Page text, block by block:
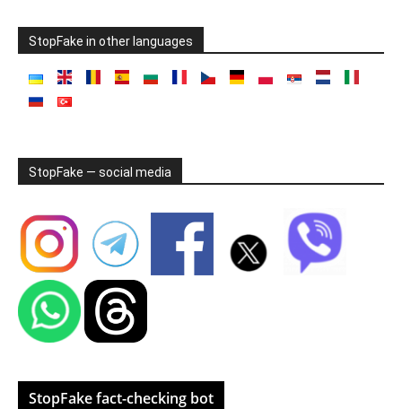
StopFake in other languages
StopFake — social media
StopFake fact-checking bot